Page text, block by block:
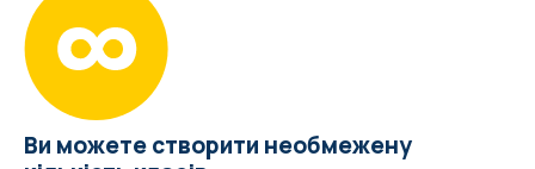
Ви можете створити необмежену